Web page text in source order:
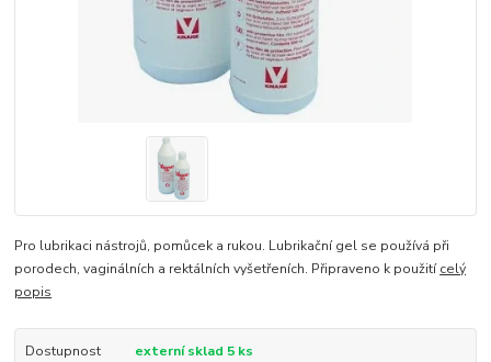
Pro lubrikaci nástrojů, pomůcek a rukou. Lubrikační gel se používá při
porodech, vaginálních a rektálních vyšetřeních. Připraveno k použitícelý
popis
Dostupnost externí sklad 5 ks